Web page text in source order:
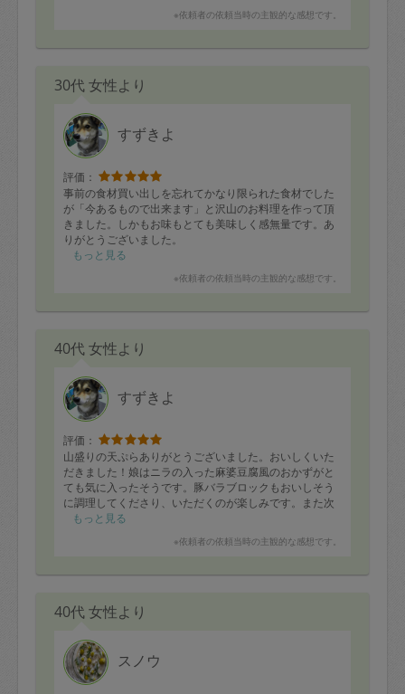
※依頼者の依頼当時の主観的な感想です。
30代 女性より
すずきよ
評価：
事前の食材買い出しを忘れてかなり限られた食材でした
が「今あるもので出来ます」と沢山のお料理を作って頂
きました。しかもお味もとても美味しく感無量です。あ
りがとうございました。
もっと見る
※依頼者の依頼当時の主観的な感想です。
40代 女性より
すずきよ
評価：
山盛りの天ぷらありがとうございました。おいしくいた
だきました！娘はニラの入った麻婆豆腐風のおかずがと
ても気に入ったそうです。豚バラブロックもおいしそう
に調理してくださり、いただくのが楽しみです。また次
回もよろしくお願いいたします。
もっと見る
※依頼者の依頼当時の主観的な感想です。
40代 女性より
スノウ